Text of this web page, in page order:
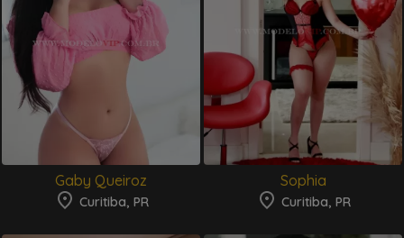
Gaby Queiroz
Curitiba, PR
Sophia
Curitiba, PR